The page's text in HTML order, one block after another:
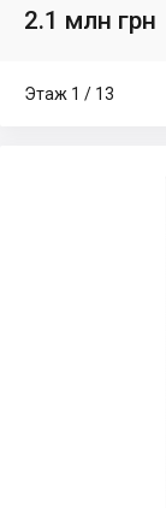
2.1 млн грн
Этаж 1 / 13